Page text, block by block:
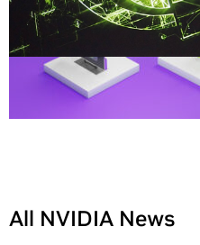
All NVIDIA News